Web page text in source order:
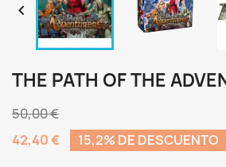

THE PATH OF THE
50,00 €
42,40 €
15,2% DE DESCUENTO